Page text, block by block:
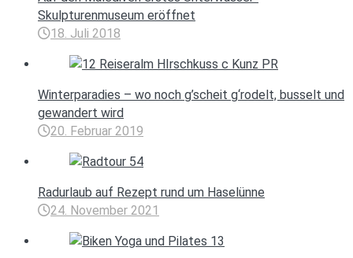
Skulpturenmuseum eröffnet
18. Juli 2018
Winterparadies – wo noch g’scheit g‘rodelt, busselt und
gewandert wird
20. Februar 2019
Radurlaub auf Rezept rund um Haselünne
24. November 2021